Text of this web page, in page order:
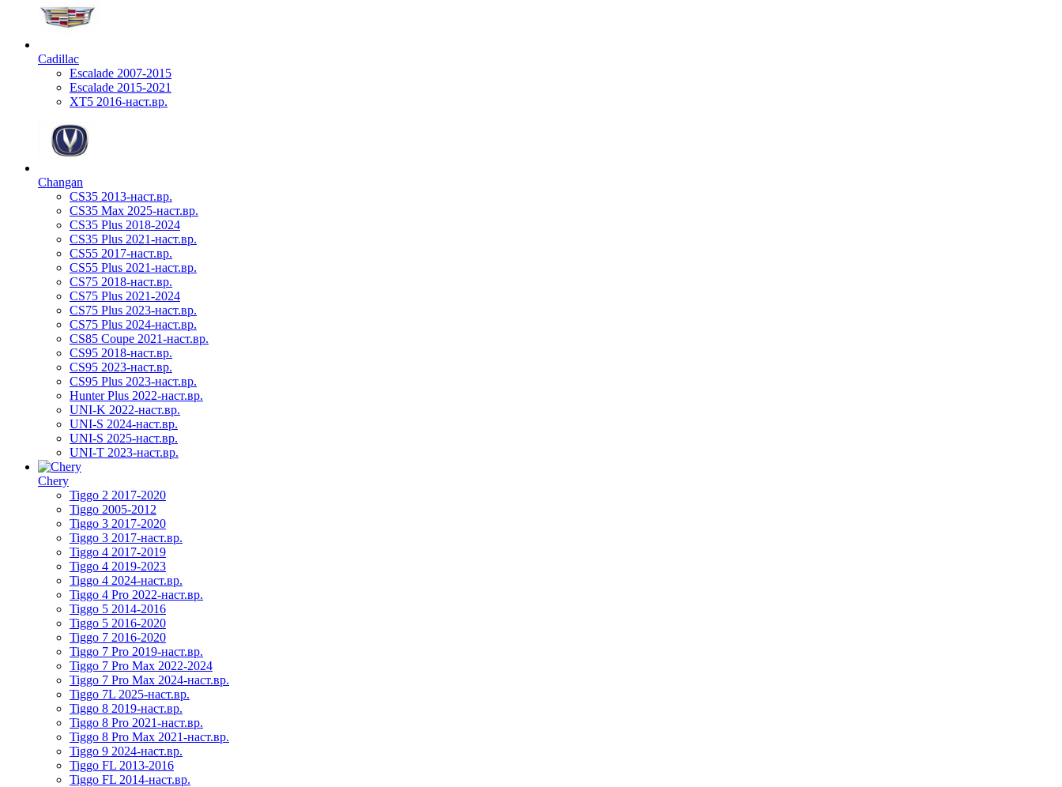
Cadillac
Escalade 2007-2015
Escalade 2015-2021
XT5 2016-наст.вр.
Changan
CS35 2013-наст.вр.
CS35 Max 2025-наст.вр.
CS35 Plus 2018-2024
CS35 Plus 2021-наст.вр.
CS55 2017-наст.вр.
CS55 Plus 2021-наст.вр.
CS75 2018-наст.вр.
CS75 Plus 2021-2024
CS75 Plus 2023-наст.вр.
CS75 Plus 2024-наст.вр.
CS85 Coupe 2021-наст.вр.
CS95 2018-наст.вр.
CS95 2023-наст.вр.
CS95 Plus 2023-наст.вр.
Hunter Plus 2022-наст.вр.
UNI-K 2022-наст.вр.
UNI-S 2024-наст.вр.
UNI-S 2025-наст.вр.
UNI-T 2023-наст.вр.
Chery
Tiggo 2 2017-2020
Tiggo 2005-2012
Tiggo 3 2017-2020
Tiggo 3 2017-наст.вр.
Tiggo 4 2017-2019
Tiggo 4 2019-2023
Tiggo 4 2024-наст.вр.
Tiggo 4 Pro 2022-наст.вр.
Tiggo 5 2014-2016
Tiggo 5 2016-2020
Tiggo 7 2016-2020
Tiggo 7 Pro 2019-наст.вр.
Tiggo 7 Pro Max 2022-2024
Tiggo 7 Pro Max 2024-наст.вр.
Tiggo 7L 2025-наст.вр.
Tiggo 8 2019-наст.вр.
Tiggo 8 Pro 2021-наст.вр.
Tiggo 8 Pro Max 2021-наст.вр.
Tiggo 9 2024-наст.вр.
Tiggo FL 2013-2016
Tiggo FL 2014-наст.вр.